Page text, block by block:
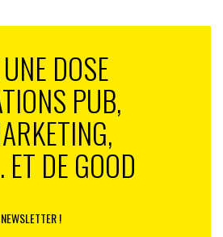
DOSE
PUB,
DE GOOD
!